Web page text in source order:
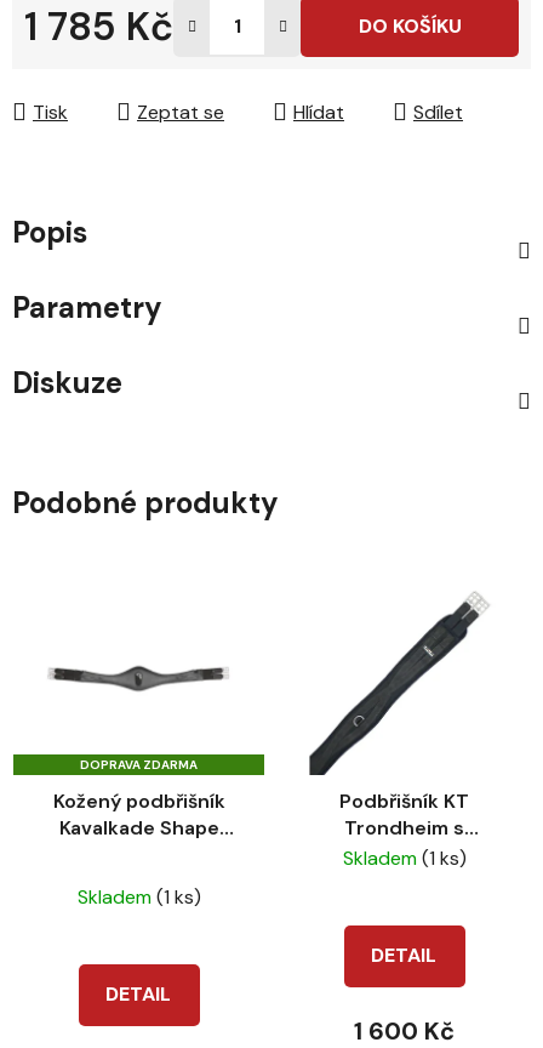
1 785 Kč DO KOŠÍKU
Tisk Zeptat se Hlídat Sdílet
Popis
Parametry
Diskuze
Podobné produkty
DOPRAVA ZDARMA
Kožený podbřišník
Kavalkade Shape
hodnocení
5,0
Skladem(1 ks)
DETAIL
Podbřišník KT
Trondheim s
paměťovou pěnou
Skladem(1 ks)
DETAIL
1 600 Kč